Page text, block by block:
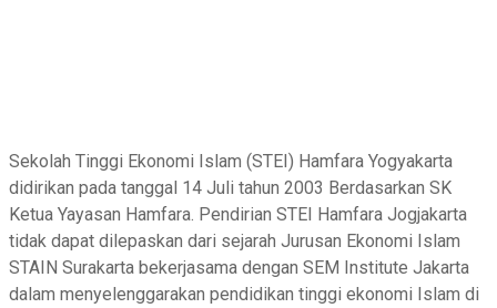
Sekolah Tinggi Ekonomi Islam (STEI) Hamfara Yogyakarta
didirikan pada tanggal 14 Juli tahun 2003 Berdasarkan SK
Ketua Yayasan Hamfara. Pendirian STEI Hamfara Jogjakarta
tidak dapat dilepaskan dari sejarah Jurusan Ekonomi Islam
STAIN Surakarta bekerjasama dengan SEM Institute Jakarta
dalam menyelenggarakan pendidikan tinggi ekonomi Islam di